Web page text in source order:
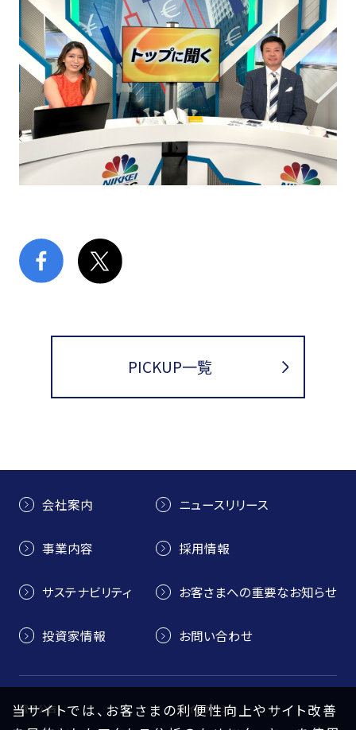
PICKUP一覧
会社案内
事業内容
サステナビリティ
投資家情報
ニュースリリース
採用情報
お客さまへの重要なお知らせ
お問い合わせ
電子公告 サイトポリシー
当サイトでは、お客さまの利便性向上やサイト改善